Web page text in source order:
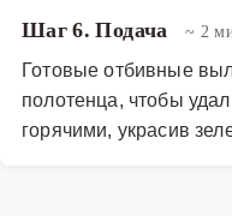
Шаг 6. Подача ~ 2
Готовые отбивные
полотенца, чтобы
горячими, украсив